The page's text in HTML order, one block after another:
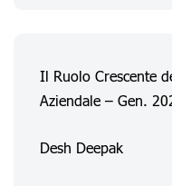
FAQ
Il Ruolo Crescente
Aziendale – Gen.
Desh Deepak